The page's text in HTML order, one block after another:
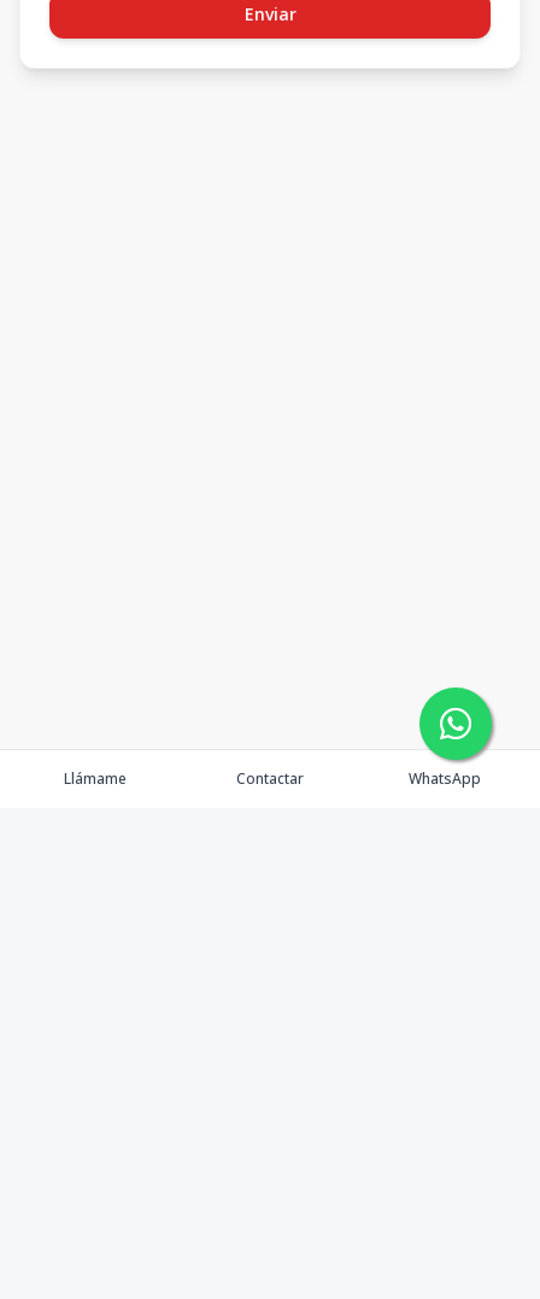
Enviar
Llámame Contactar WhatsApp